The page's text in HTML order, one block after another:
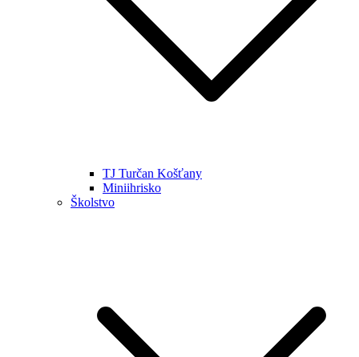
TJ Turčan Košťany
Miniihrisko
Školstvo